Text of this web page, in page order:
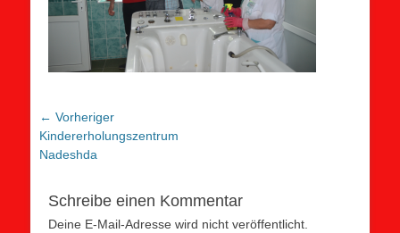
Beitragsnavigation
← Vorheriger
Vorheriger
Beitrag:
Kindererholungszentrum
Nadeshda
Schreibe einen Kommentar
Deine E-Mail-Adresse wird nicht veröffentlicht.